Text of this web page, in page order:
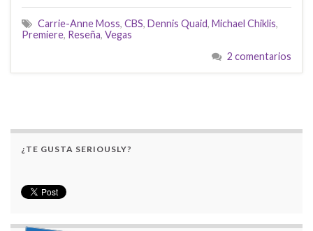
Carrie-Anne Moss, CBS, Dennis Quaid, Michael Chiklis,
Premiere, Reseña, Vegas
2 comentarios
¿TE GUSTA SERIOUSLY?